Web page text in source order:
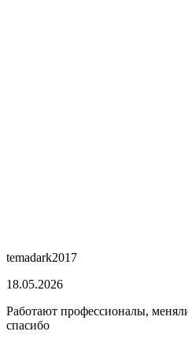
temadark2017
18.05.2026
Работают профессионалы,
спасибо